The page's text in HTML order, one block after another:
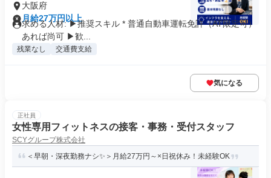
大阪府
月給27万円以上
求める人材: ▶推奨スキル * 普通自動車運転免許（AT限定可）
あれば尚可 ▶歓...
残業なし 交通費支給
気になる
正社員
女性専用フィットネスの接客・事務・受付スタッフ
SCYグループ株式会社
＜早朝・深夜勤務ナシ✨＞月給27万円～×日祝休み！未経験OK